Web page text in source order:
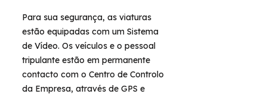
Para sua segurança, as viaturas
estão equipadas com um Sistema
de Vídeo. Os veículos e o pessoal
tripulante estão em permanente
contacto com o Centro de Controlo
da Empresa, através de GPS e